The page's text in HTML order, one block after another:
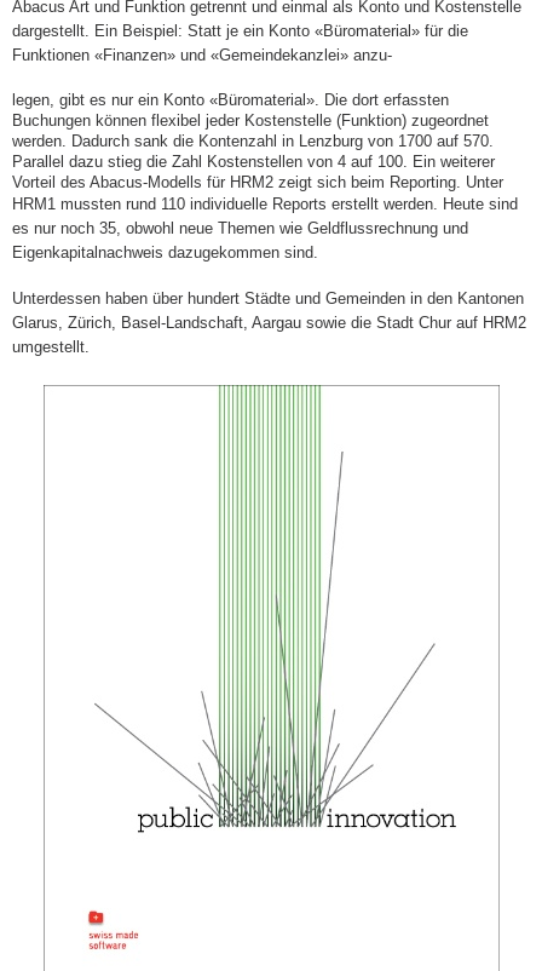
Abacus Art und Funktion getrennt und einmal als Konto und Kostenstelle
dargestellt. Ein Beispiel: Statt je ein Konto «Büromaterial» für die
Funktionen «Finanzen» und «Gemeindekanzlei» anzu-
legen, gibt es nur ein Konto «Büromaterial». Die dort erfassten
Buchungen können flexibel jeder Kostenstelle (Funktion) zugeordnet
werden. Dadurch sank die Kontenzahl in Lenzburg von 1700 auf 570.
Parallel dazu stieg die Zahl Kostenstellen von 4 auf 100. Ein weiterer
Vorteil des Abacus-Modells für HRM2 zeigt sich beim Reporting. Unter
HRM1 mussten rund 110 individuelle Reports erstellt werden. Heute sind
es nur noch 35, obwohl neue Themen wie Geldflussrechnung und
Eigenkapitalnachweis dazugekommen sind.
Unterdessen haben über hundert Städte und Gemeinden in den Kantonen
Glarus, Zürich, Basel-Landschaft, Aargau sowie die Stadt Chur auf HRM2
umgestellt.